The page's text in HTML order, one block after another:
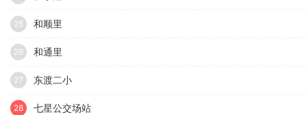
25 和顺里
26 和通里
27 东渡二小
28 七星公交场站